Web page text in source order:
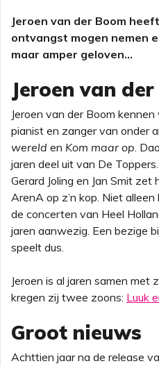
Jeroen van der Boom
ontvangst mogen nemen
maar amper geloven...
Jeroen van
Jeroen van der Boom
pianist en zanger van onder
wereld en Kom maar op.
jaren deel uit van De
Gerard Joling en Jan Smit
ArenA op z’n kop. Niet
de concerten van Heel
jaren aanwezig. Een bezige
speelt dus.
Jeroen is al jaren samen met
kregen zij twee zoons: Luuk
Groot nieuws
Achttien jaar na de release